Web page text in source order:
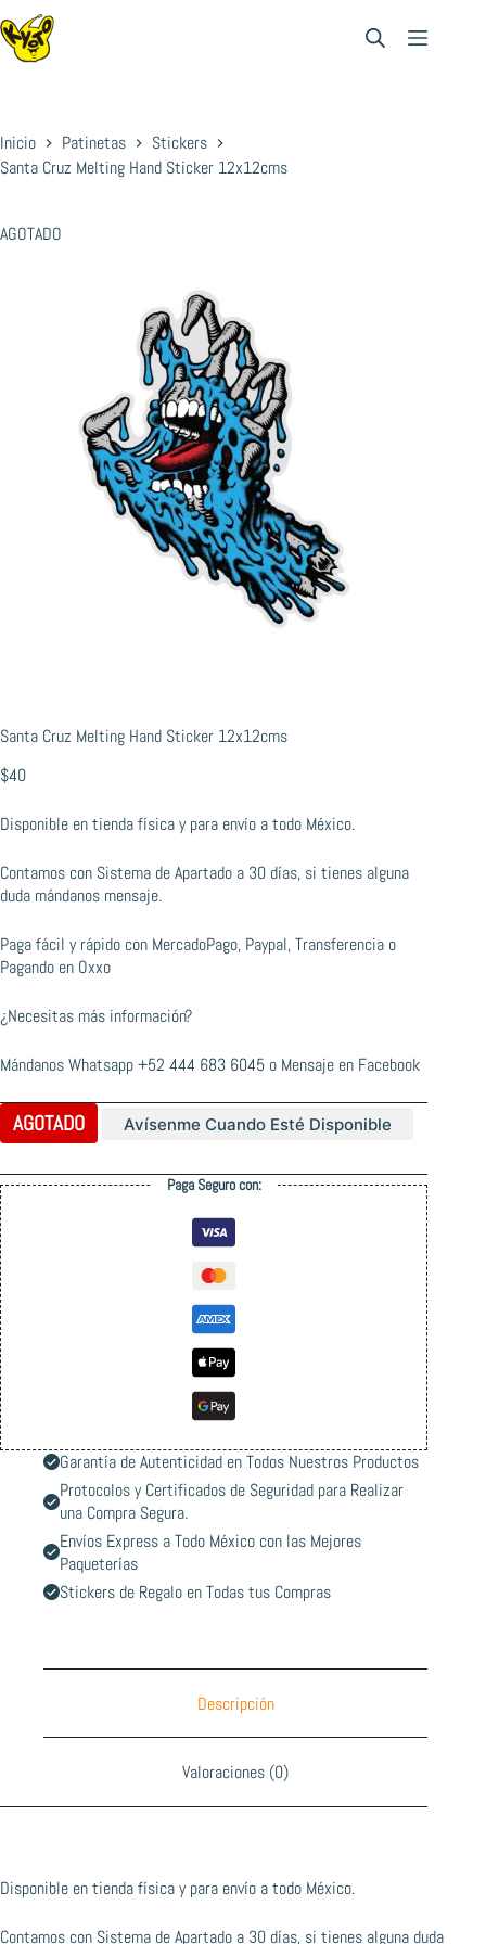
Saltar
al
contenido
Inicio Patinetas
Stickers
Santa Cruz Melting Hand Sticker 12x12cms
AGOTADO
Santa Cruz Melting Hand Sticker 12x12cms
$40
Disponible en tienda física y para envío a todo México.
Contamos con Sistema de Apartado a 30 días, si tienes alguna
duda mándanos mensaje.
Paga fácil y rápido con MercadoPago, Paypal, Transferencia o
Pagando en Oxxo
¿Necesitas más información?
Mándanos Whatsapp+52 444 683 6045 o Mensaje en Facebook
AGOTADO Avísenme Cuando Esté Disponible
Paga Seguro con:
Garantía de Autenticidad en Todos Nuestros Productos
Protocolos y Certificados de Seguridad para Realizar
una Compra Segura.
Envíos Express a Todo México con las Mejores
Paqueterías
Stickers de Regalo en Todas tus Compras
Descripción
Valoraciones (0)
Disponible en tienda física y para envío a todo México.
Contamos con Sistema de Apartado a 30 días, si tienes alguna duda